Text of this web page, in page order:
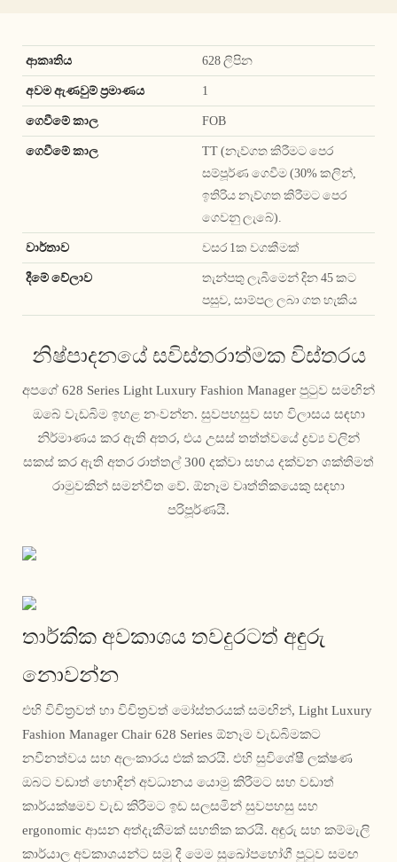
ආකෘතිය 628 ලිපින
අවම ඇණවුම් ප්‍රමාණය 1
ගෙවීමේ කාල FOB
ගෙවීමේ කාල
TT (නැව්ගත කිරීමට පෙර
සම්පූර්ණ ගෙවීම (30% කලින්,
ඉතිරිය නැව්ගත කිරීමට පෙර
ගෙවනු ලැබේ).
වාර්තාව වසර 1ක වගකීමක්
දීමේ වේලාව
තැන්පතු ලැබීමෙන් දින 45 කට
පසුව, සාම්පල ලබා ගත හැකිය
නිෂ්පාදනයේ සවිස්තරාත්මක විස්තරය
අපගේ 628 Series Light Luxury Fashion Manager පුටුව සමඟින්
ඔබේ වැඩබිම ඉහළ නංවන්න. සුවපහසුව සහ විලාසය සඳහා
නිර්මාණය කර ඇති අතර, එය උසස් තත්ත්වයේ ද්‍රව්‍ය වලින්
සකස් කර ඇති අතර රාත්තල් 300 දක්වා සහය දක්වන ශක්තිමත්
රාමුවකින් සමන්විත වේ. ඕනෑම වෘත්තිකයෙකු සඳහා
පරිපූර්ණයි.
තාර්කික අවකාශය තවදුරටත් අඳුරු
නොවන්න
එහි විචිත්‍රවත් හා විචිත්‍රවත් මෝස්තරයක් සමඟින්, Light Luxury
Fashion Manager Chair 628 Series ඕනෑම වැඩබිමකට
නවීනත්වය සහ අලංකාරය එක් කරයි. එහි සුවිශේෂී ලක්ෂණ
ඔබට වඩාත් හොඳින් අවධානය යොමු කිරීමට සහ වඩාත්
කාර්යක්ෂමව වැඩ කිරීමට ඉඩ සලසමින් සුවපහසු සහ
ergonomic ආසන අත්දැකීමක් සහතික කරයි. අඳුරු සහ කම්මැලි
කාර්යාල අවකාශයන්ට සමු දී මෙම සුඛෝපභෝගී පුටුව සමඟ